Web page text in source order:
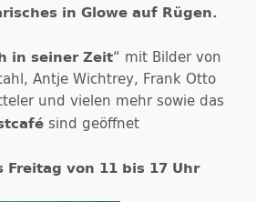
in Glowe auf Rügen.
in seiner Zeit“ mit Bilder von
Antje Wichtrey, Frank Otto
und vielen mehr sowie das
sind geöffnet
von 11 bis 17 Uhr